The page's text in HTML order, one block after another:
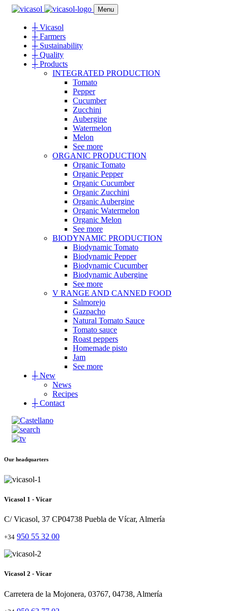
Menu
┼Vicasol
┼Farmers
┼Sustainability
┼Quality
┼Products
INTEGRATED PRODUCTION
Tomato
Pepper
Cucumber
Zucchini
Aubergine
Watermelon
Melon
See more
ORGANIC PRODUCTION
Organic Tomato
Organic Pepper
Organic Cucumber
Organic Zucchini
Organic Aubergine
Organic Watermelon
Organic Melon
See more
BIODYNAMIC PRODUCTION
Biodynamic Tomato
Biodynamic Pepper
Biodynamic Cucumber
Biodynamic Aubergine
See more
V RANGE AND CANNED FOOD
Salmorejo
Gazpacho
Natural Tomato Sauce
Tomato sauce
Roast peppers
Homemade pisto
Jam
See more
┼New
News
Recipes
┼Contact
Our headquarters
Vicasol 1 - Vícar
C/ Vicasol, 37 CP04738 Puebla de Vícar, Almería
+34 950 55 32 00
Vicasol 2 - Vícar
Carretera de la Mojonera, 03767, 04738, Almería